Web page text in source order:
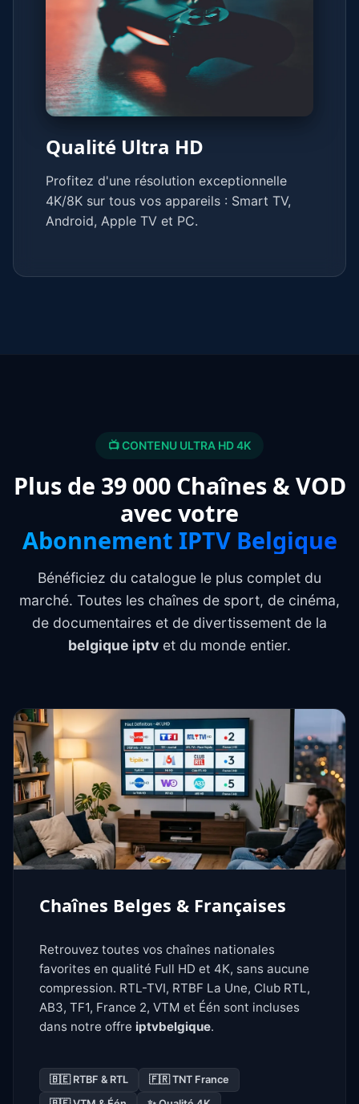
Qualité Ultra HD
Profitez d'une résolution exceptionnelle
4K/8K sur tous vos appareils : Smart TV,
Android, Apple TV et PC.
📺 CONTENU ULTRA HD 4K
Plus de 39 000 Chaînes & VOD
avec votre
Abonnement IPTV Belgique
Bénéficiez du catalogue le plus complet du
marché. Toutes les chaînes de sport, de cinéma,
de documentaires et de divertissement de la
belgique iptv et du monde entier.
Chaînes Belges & Françaises
Retrouvez toutes vos chaînes nationales
favorites en qualité Full HD et 4K, sans aucune
compression. RTL-TVI, RTBF La Une, Club RTL,
AB3, TF1, France 2, VTM et Één sont incluses
dans notre offre iptvbelgique.
🇧🇪 RTBF & RTL
🇫🇷 TNT France